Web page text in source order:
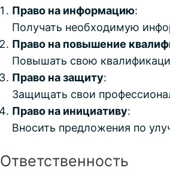
Право на информацию:
Получать необходимую
Право на повышение
Повышать свою
Право на защиту:
Защищать свои
Право на инициативу:
Вносить предложения по
Ответственность